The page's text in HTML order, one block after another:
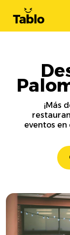
¡Más
eventos en